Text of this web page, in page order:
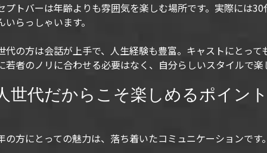
プトバーは年齢よりも雰囲気を楽しむ場所です。実際には
いらっしゃいます。
代の方は会話が上手で、人生経験も豊富。キャストにとっ
若者のノリに合わせる必要はなく、自分らしいスタイルで楽
世代だからこそ楽しめるポイン
の方にとっての魅力は、落ち着いたコミュニケーションです